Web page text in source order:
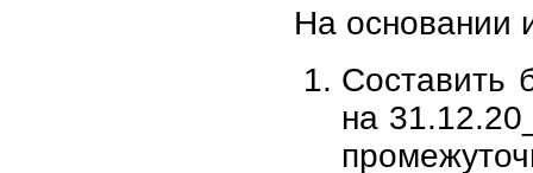
На основании
Составить
на